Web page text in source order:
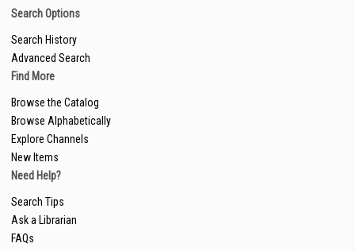
Search Options
Search History
Advanced Search
Find More
Browse the Catalog
Browse Alphabetically
Explore Channels
New Items
Need Help?
Search Tips
Ask a Librarian
FAQs